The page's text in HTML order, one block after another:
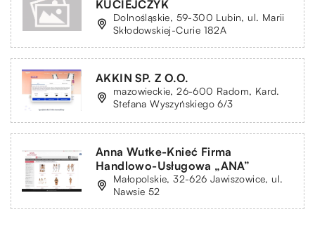
KUCIEJCZYK
Dolnośląskie, 59-300 Lubin, ul. Marii
Skłodowskiej-Curie 182A
AKKIN SP. Z O.O.
mazowieckie, 26-600 Radom, Kard.
Stefana Wyszyńskiego 6/3
Anna Wutke-Knieć Firma
Handlowo-Usługowa „ANA”
Małopolskie, 32-626 Jawiszowice, ul.
Nawsie 52